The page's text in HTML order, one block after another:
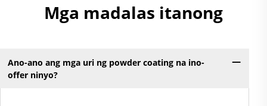
Mga madalas itanong
Ano-ano ang mga uri ng powder coating na ino-
offer ninyo?